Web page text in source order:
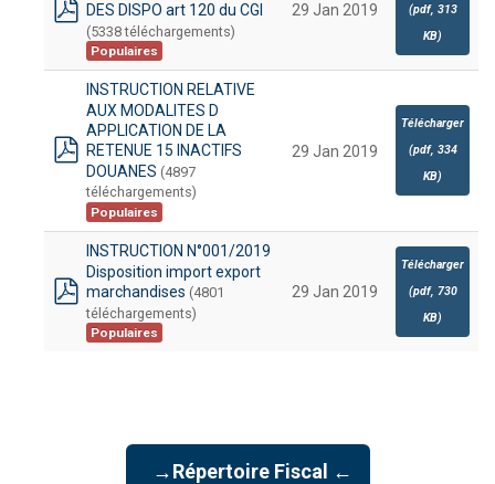
pdf
DES DISPO art 120 du CGI
(5338 téléchargements)
Populaires
29 Jan 2019
(pdf, 313
KB)
pdf
INSTRUCTION RELATIVE
AUX MODALITES D
APPLICATION DE LA
RETENUE 15 INACTIFS
DOUANES (4897
téléchargements)
Populaires
29 Jan 2019
Télécharger
(pdf, 334
KB)
pdf
INSTRUCTION N°001/2019
Disposition import export
marchandises (4801
téléchargements)
Populaires
29 Jan 2019
Télécharger
(pdf, 730
KB)
→Répertoire Fiscal ←